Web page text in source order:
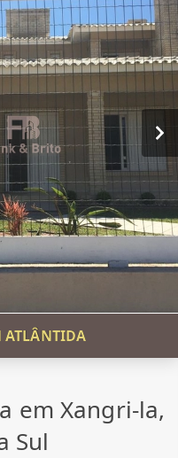
ATLÂNTIDA
em Xangri-la,
Sul